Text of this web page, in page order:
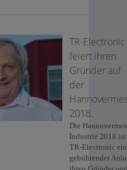
TR-Electronic
feiert ihren
Gründer auf
der
2018.
Die
Industrie 2018
TR-Electronic ein
gebührender